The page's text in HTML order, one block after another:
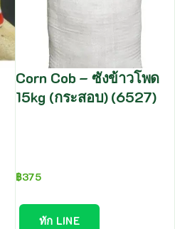
Corn Cob – ซังข้าวโพด
15kg (กระสอบ) (6527)
฿375
ทัก LINE